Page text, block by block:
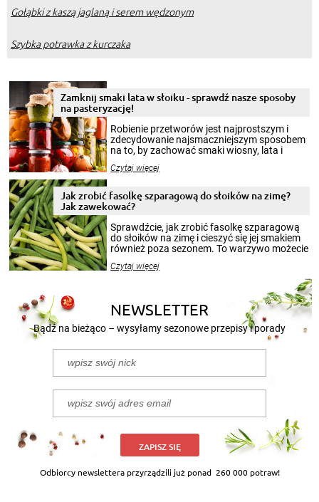
Gołąbki z kaszą jaglaną i serem wędzonym
Szybka potrawka z kurczaka
Zamknij smaki lata w słoiku - sprawdź nasze sposoby
na pasteryzację!
Robienie przetworów jest najprostszym i
zdecydowanie najsmaczniejszym sposobem
na to, by zachować smaki wiosny, lata i
krajobrazów, by cieszyć nimi oko w sezonie
pełni poczuć atmosferę cieplejszych
miesięcy. Przygotowanie słoików ze
smakowitą zawartością musi obejmować
patenty, które pozwolą zachować świeżość
przetworów.
Czytaj więcej
Jak zrobić fasolkę szparagową do słoików na zimę?
Jak zawekować?
Sprawdźcie, jak zrobić fasolkę szparagową
do słoików na zimę i cieszyć się jej smakiem
również poza sezonem. To warzywo możecie
nasze propozycje!
Czytaj więcej
NEWSLETTER
Bądź na bieżąco – wysyłamy sezonowe przepisy i porady
ZAPISZ SIĘ
Odbiorcy newslettera przyrządzili już ponad 260 000 potraw!